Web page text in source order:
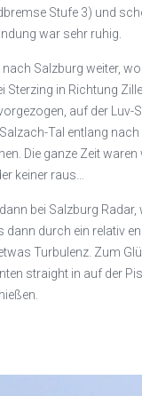
Stufe 3) und
war sehr ruhig.
Salzburg weiter,
Sterzing in Richtung
auf der Luv-
Tal entlang
Die ganze Zeit
keiner raus…
bei Salzburg
durch ein relativ
Turbulenz. Zum
straight in auf der